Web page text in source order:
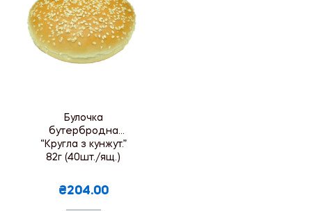
Булочка
бутербродна
“Кругла з кунжут.”
82г (40шт./ящ.)
₴204.00